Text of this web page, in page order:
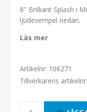
8" Brilliant Splash i
ljudexempel nedan.
Läs mer
Artikelnr: 106271
Tillverkarens artikelnr: